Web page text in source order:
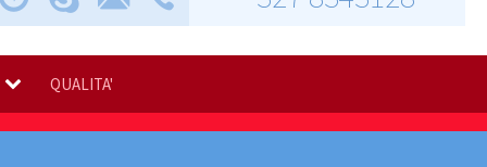
QUALITA'